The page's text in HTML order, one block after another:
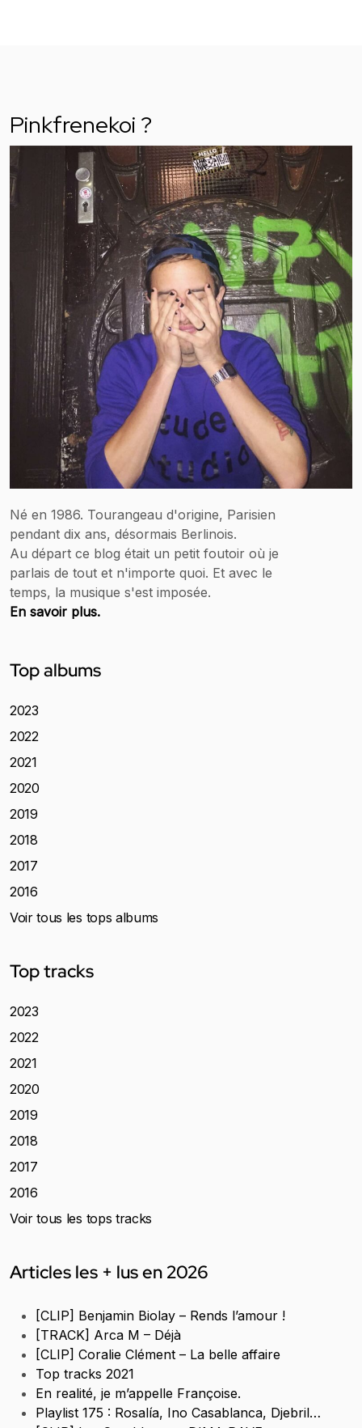
Pinkfrenekoi ?
Né en 1986. Tourangeau d'origine, Parisien
pendant dix ans, désormais Berlinois.
Au départ ce blog était un petit foutoir où je
parlais de tout et n'importe quoi. Et avec le
temps, la musique s'est imposée.
En savoir plus.
Top albums
2023
2022
2021
2020
2019
2018
2017
2016
Voir tous les tops albums
Top tracks
2023
2022
2021
2020
2019
2018
2017
2016
Voir tous les tops tracks
Articles les + lus en 2026
[CLIP] Benjamin Biolay – Rends l’amour !
[TRACK] Arca M – Déjà
[CLIP] Coralie Clément – La belle affaire
Top tracks 2021
En realité, je m’appelle Françoise.
Playlist 175 : Rosalía, Ino Casablanca, Djebril…